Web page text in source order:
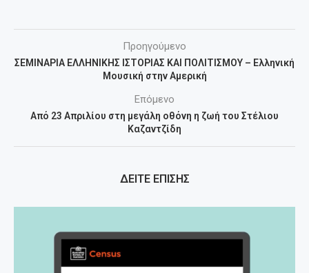
Προηγούμενο
ΣΕΜΙΝΑΡΙΑ ΕΛΛΗΝΙΚΗΣ ΙΣΤΟΡΙΑΣ ΚΑΙ ΠΟΛΙΤΙΣΜΟΥ – Ελληνική
Μουσική στην Αμερική
Επόμενο
Από 23 Απριλίου στη μεγάλη οθόνη η ζωή του Στέλιου
Καζαντζίδη
ΔΕΙΤΕ ΕΠΙΣΗΣ